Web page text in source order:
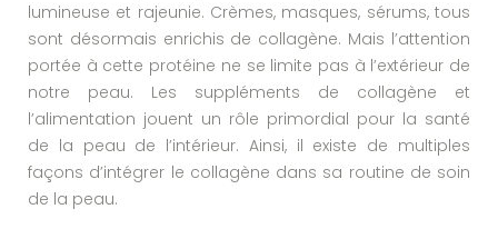
lumineuse et rajeunie. Crèmes, masques, sérums, tous
sont désormais enrichis de collagène. Mais l’attention
portée à cette protéine ne se limite pas à l’extérieur de
notre peau. Les suppléments de collagène et
l’alimentation jouent un rôle primordial pour la santé
de la peau de l’intérieur. Ainsi, il existe de multiples
façons d’intégrer le collagène dans sa routine de soin
de la peau.